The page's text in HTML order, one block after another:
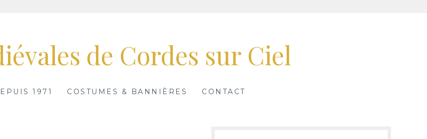
de Cordes sur Ciel
1971 COSTUMES & BANNIÈRES CONTACT